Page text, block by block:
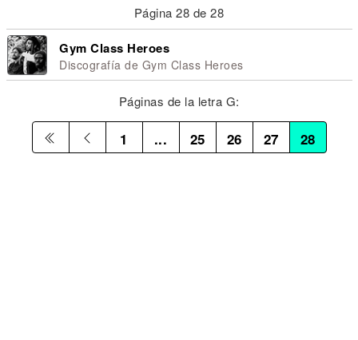
Página 28 de 28
Gym Class Heroes
Discografía de Gym Class Heroes
Páginas de la letra G:
1 ... 25 26 27 28